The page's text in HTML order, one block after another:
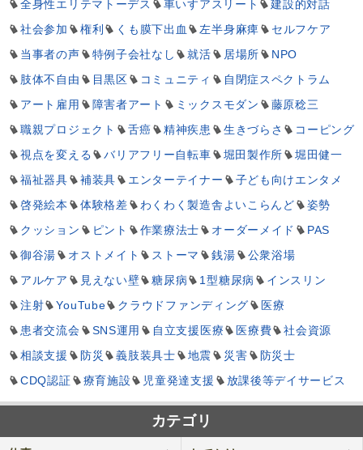
全身性エリテマトーデス
車いすアスリート
建設的対話
社会参加
権利 くも膜下出血 左半身麻痺
セルフケア
当事者の声
特例子会社なし 就活 居場所
NPO
肢体不自由
目黒区 コミュニティ
自閉症スペクトラム
アート雇用
障害者アート ミックスモダン
藤原稔三
職親プロジェクト
舌癌 精神疾患 生きづらさ
コーピング
視点を変える
バリアフリー自転車 堀田製作所
堀田健一
福祉器具
補装具 エンターテイナー
子ども向けエンタメ
啓発絵本
体験格差 わくわく製造舎よいこらんど
姿勢
クッション
ピント 作業療法士 オーダーメイド
PAS
御谷湯
オストメイト ストーマ 銭湯
公衆浴場
アルケア
見えない壁 糖尿病 1型糖尿病
インスリン
注射
YouTube クラウドファンディング
医療
患者交流会
SNS運用 自立支援医療 医療費
社会資源
相談支援
防災 義肢装具士 地震 災害
防災士
CDQ認証
療育施設 児童発達支援 放課後等デイサービス
カテゴリ